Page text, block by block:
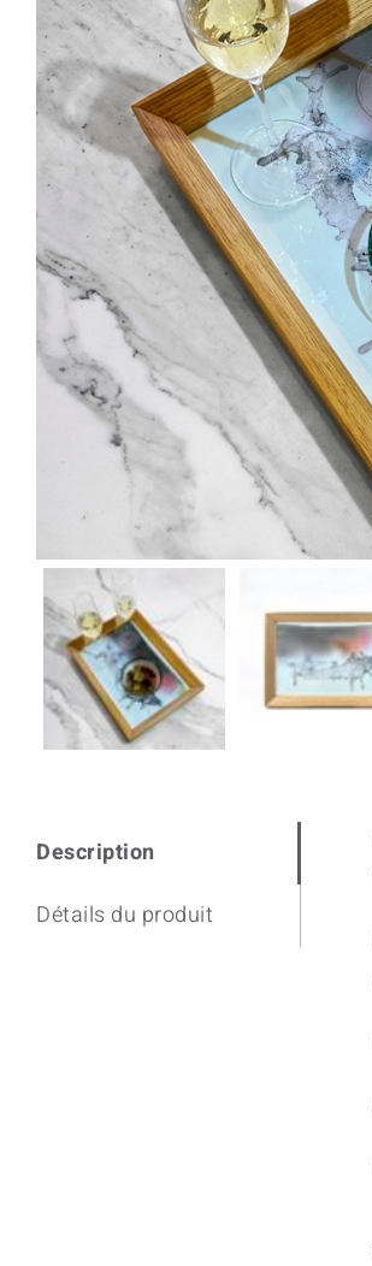
Description
Détails du produit